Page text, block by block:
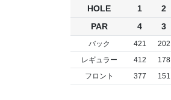
HOLE 1 2
PAR
4 3
バック 421 202
レギュラー
412 178
フロント
377 151